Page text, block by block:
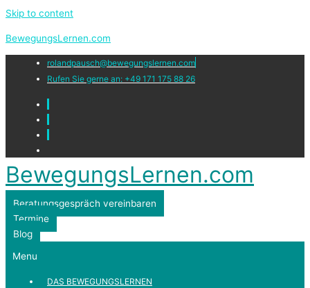
Skip to content
BewegungsLernen.com
rolandpausch@bewegungslernen.com
Rufen Sie gerne an: +49 171 175 88 26
BewegungsLernen.com
Beratungsgespräch vereinbaren
Termine
Blog
Menu
DAS BEWEGUNGSLERNEN